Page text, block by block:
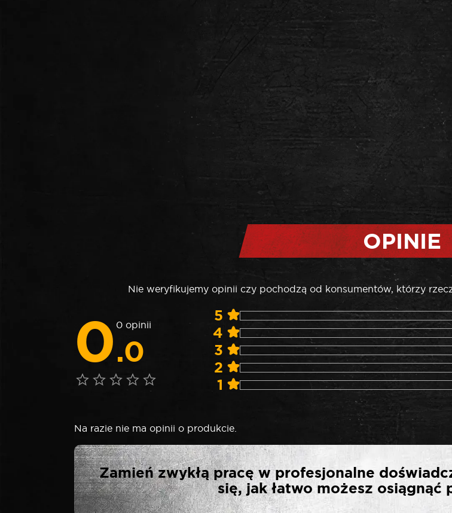
OPINIE
Nie weryfikujemy opinii czy pochodzą od konsumentów, którzy
0.0
0 opinii 5
4
3
2
1
Na razie nie ma opinii o produkcie.
NAPISZ PIERWSZĄ OPINIĘ O
KĄTNA 38
Zamień zwykłą pracę w profesjonalne
się, jak łatwo możesz